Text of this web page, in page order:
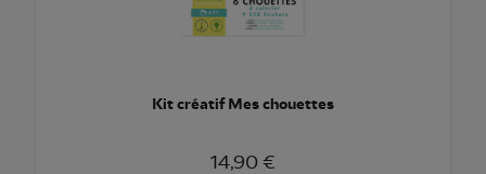
Kit créatif Mes chouettes
14,90 €